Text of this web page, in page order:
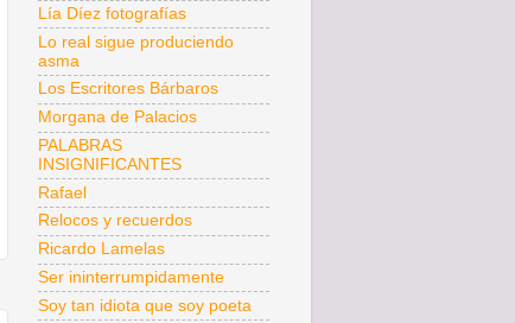
Lía Díez fotografías
Lo real sigue produciendo
asma
Los Escritores Bárbaros
Morgana de Palacios
PALABRAS
INSIGNIFICANTES
Rafael
Relocos y recuerdos
Ricardo Lamelas
Ser ininterrumpidamente
Soy tan idiota que soy poeta